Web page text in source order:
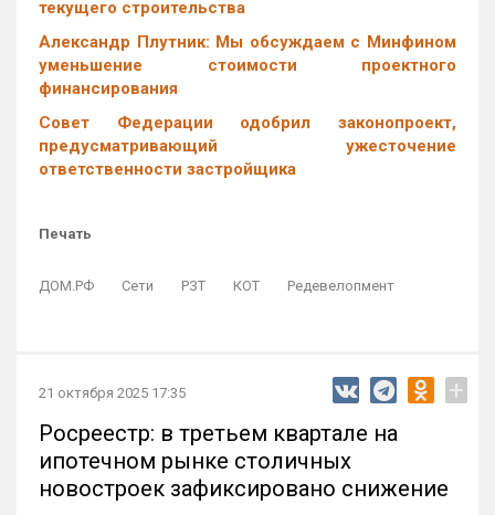
текущего строительства
Александр Плутник: Мы обсуждаем с Минфином
уменьшение стоимости проектного
финансирования
Совет Федерации одобрил законопроект,
предусматривающий ужесточение
ответственности застройщика
Печать
ДОМ.РФ Сети РЗТ КОТ Редевелопмент
21 октября 2025 17:35 +
Росреестр: в третьем квартале на
ипотечном рынке столичных
новостроек зафиксировано снижение